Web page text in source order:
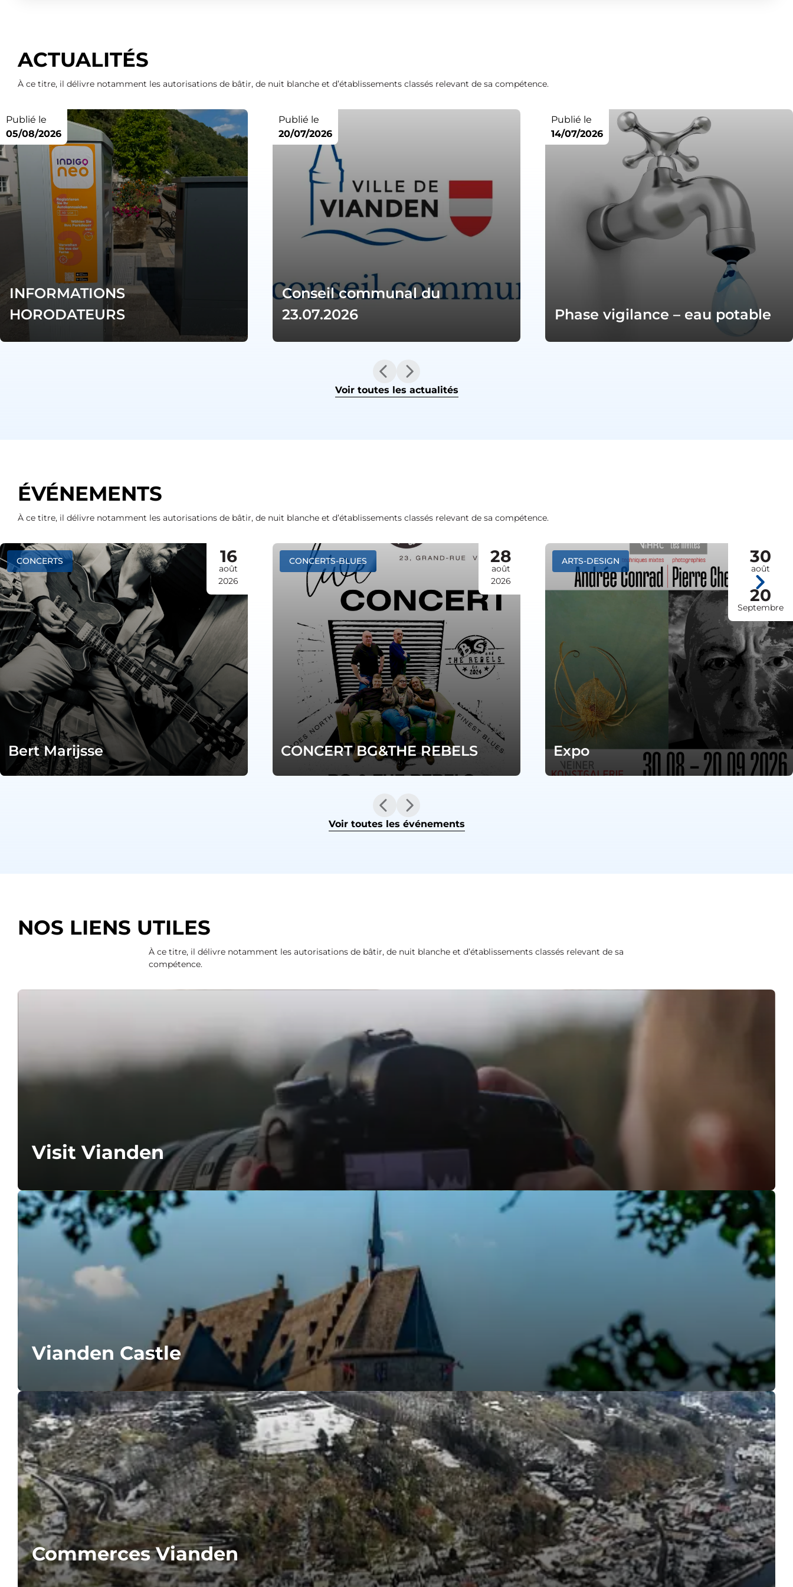
ACTUALITÉS
À ce titre, il délivre notamment les autorisations de bâtir, de nuit blanche et d’établissements classés relevant de sa compétence.
INFORMATIONS
HORODATEURS
Publié le
05/08/2026
Conseil communal du
23.07.2026
Publié le
20/07/2026
Phase vigilance – eau potable
Publié le
14/07/2026
Voir toutes les actualités
ÉVÉNEMENTS
À ce titre, il délivre notamment les autorisations de bâtir, de nuit blanche et d’établissements classés relevant de sa compétence.
Bert Marijsse
CONCERTS 16
août
2026
CONCERT BG&THE REBELS
CONCERTS-BLUES 28
août
2026
Expo
ARTS-DESIGN 30
août
20
Septembre
Voir toutes les événements
NOS LIENS UTILES
À ce titre, il délivre notamment les autorisations de bâtir, de nuit blanche et d’établissements classés relevant de sa
compétence.
Visit Vianden
Vianden Castle
Commerces Vianden